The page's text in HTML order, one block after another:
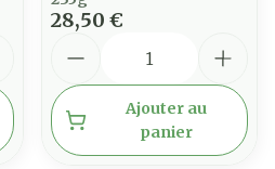
28,50 €
Ajouter au
panier